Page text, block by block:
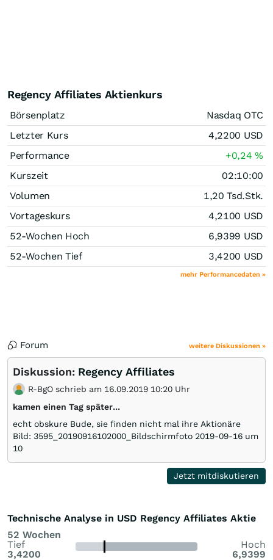
Regency Affiliates Aktienkurs
Börsenplatz
Nasdaq OTC
Letzter Kurs
4,2200 USD
Performance
+0,24%
Kurszeit
02:10:00
Volumen
1,20 Tsd.Stk.
Vortageskurs
4,2100 USD
52-Wochen Hoch
6,9399 USD
52-Wochen Tief
3,4200 USD
mehr Performancedaten »
Forum weitere Diskussionen »
Diskussion: Regency Affiliates
R-BgO schrieb am 16.09.2019 10:20 Uhr
kamen einen Tag später...
echt obskure Bude, sie finden nicht mal ihre Aktionäre
Bild: 3595_20190916102000_Bildschirmfoto 2019-09-16 um
10
Jetzt mitdiskutieren
Technische Analyse in USD Regency Affiliates Aktie
52 Wochen
Tief
3,4200
Hoch
6,9399